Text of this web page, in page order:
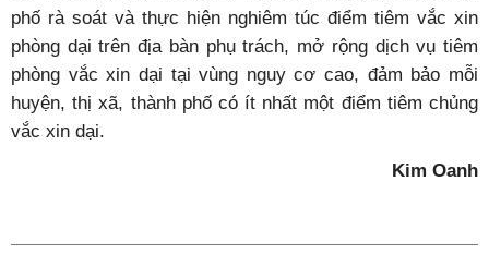
phố rà soát và thực hiện nghiêm túc điểm tiêm vắc xin
phòng dại trên địa bàn phụ trách, mở rộng dịch vụ tiêm
phòng vắc xin dại tại vùng nguy cơ cao, đảm bảo mỗi
huyện, thị xã, thành phố có ít nhất một điểm tiêm chủng
vắc xin dại.
Kim Oanh